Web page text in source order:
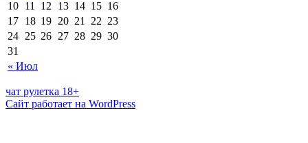
« Июл
10 11 12 13 14 15 16
17 18 19 20 21 22 23
24 25 26 27 28 29 30
31
чат рулетка 18+
Сайт работает на WordPress